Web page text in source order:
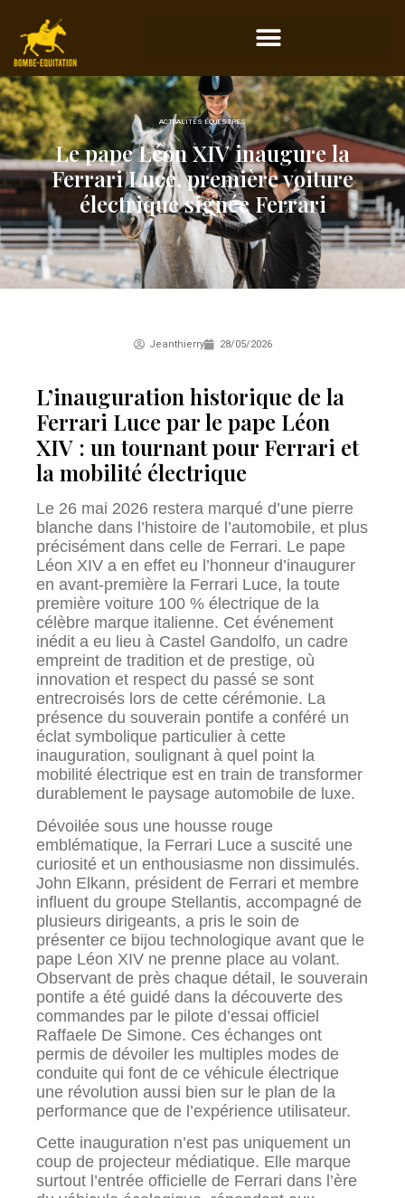
ACTUALITÉS ÉQUESTRES
Le pape Léon XIV inaugure la
Ferrari Luce, première voiture
électrique signée Ferrari
Jeanthierry 28/05/2026
L’inauguration historique de la
Ferrari Luce par le pape Léon
XIV : un tournant pour Ferrari et
la mobilité électrique
Le 26 mai 2026 restera marqué d’une pierre
blanche dans l’histoire de l’automobile, et plus
précisément dans celle de Ferrari. Le pape
Léon XIV a en effet eu l’honneur d’inaugurer
en avant-première la Ferrari Luce, la toute
première voiture 100 % électrique de la
célèbre marque italienne. Cet événement
inédit a eu lieu à Castel Gandolfo, un cadre
empreint de tradition et de prestige, où
innovation et respect du passé se sont
entrecroisés lors de cette cérémonie. La
présence du souverain pontife a conféré un
éclat symbolique particulier à cette
inauguration, soulignant à quel point la
mobilité électrique est en train de transformer
durablement le paysage automobile de luxe.
Dévoilée sous une housse rouge
emblématique, la Ferrari Luce a suscité une
curiosité et un enthousiasme non dissimulés.
John Elkann, président de Ferrari et membre
influent du groupe Stellantis, accompagné de
plusieurs dirigeants, a pris le soin de
présenter ce bijou technologique avant que le
pape Léon XIV ne prenne place au volant.
Observant de près chaque détail, le souverain
pontife a été guidé dans la découverte des
commandes par le pilote d’essai officiel
Raffaele De Simone. Ces échanges ont
permis de dévoiler les multiples modes de
conduite qui font de ce véhicule électrique
une révolution aussi bien sur le plan de la
performance que de l’expérience utilisateur.
Cette inauguration n’est pas uniquement un
coup de projecteur médiatique. Elle marque
surtout l’entrée officielle de Ferrari dans l’ère